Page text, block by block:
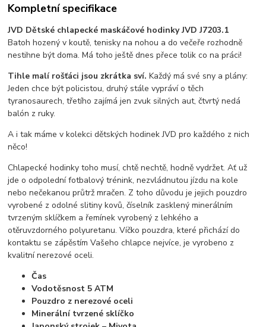
Kompletní specifikace
JVD Dětské chlapecké maskáčové hodinky JVD J7203.1
Batoh hozený v koutě, tenisky na nohou a do večeře rozhodně
nestihne být doma. Má toho ještě dnes přece tolik co na práci!
Tihle malí rošťáci jsou zkrátka sví. Každý má své sny a plány:
Jeden chce být policistou, druhý stále vypráví o těch
tyranosaurech, třetího zajímá jen zvuk silných aut, čtvrtý nedá
balón z ruky.
A i tak máme v kolekci dětských hodinek JVD pro každého z nich
něco!
Chlapecké hodinky toho musí, chtě nechtě, hodně vydržet. Ať už
jde o odpolední fotbalový trénink, nezvládnutou jízdu na kole
nebo nečekanou průtrž mračen. Z toho důvodu je jejich pouzdro
vyrobené z odolné slitiny kovů, číselník zasklený minerálním
tvrzeným sklíčkem a řemínek vyrobený z lehkého a
otěruvzdorného polyuretanu. Víčko pouzdra, které přichází do
kontaktu se zápěstím Vašeho chlapce nejvíce, je vyrobeno z
kvalitní nerezové oceli.
Čas
Vodotěsnost 5 ATM
Pouzdro z nerezové oceli
Minerální tvrzené sklíčko